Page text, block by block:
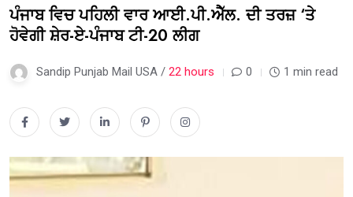
ਪੰਜਾਬ ਵਿਚ ਪਹਿਲੀ ਵਾਰ ਆਈ.ਪੀ.ਐੱਲ. ਦੀ ਤਰਜ਼ ‘ਤੇ
ਹੋਵੇਗੀ ਸ਼ੇਰ-ਏ-ਪੰਜਾਬ ਟੀ-20 ਲੀਗ
Sandip Punjab Mail USA / 22 hours 0 1 min read